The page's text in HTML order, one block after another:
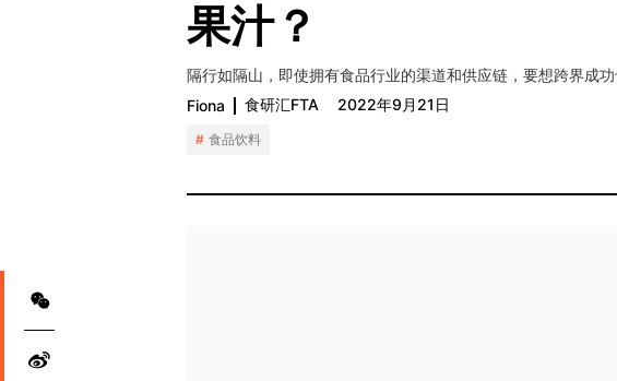
果汁？
隔行如隔山，即使拥有食品行业的渠道和供应链，要想跨界成功
Fiona
食研汇FTA 2022年9月21日
食品饮料